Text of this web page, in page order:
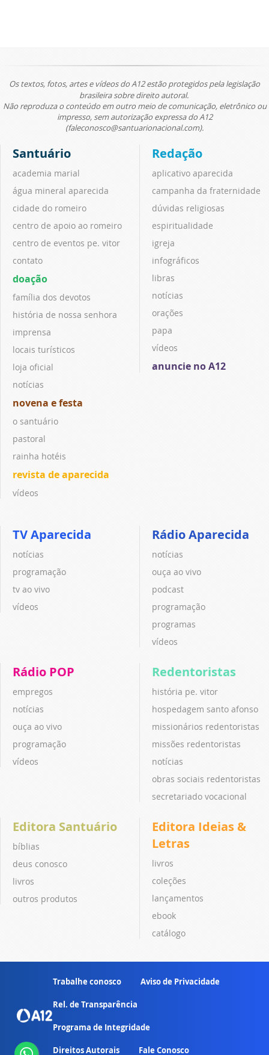
Os textos, fotos, artes e vídeos do A12 estão protegidos pela legislação
brasileira sobre direito autoral.
Não reproduza o conteúdo em outro meio de comunicação, eletrônico ou
impresso, sem autorização expressa do A12
(faleconosco@santuarionacional.com).
Santuário
academia marial
água mineral aparecida
cidade do romeiro
centro de apoio ao romeiro
centro de eventos pe. vitor
contato
doação
família dos devotos
história de nossa senhora
imprensa
locais turísticos
loja oficial
notícias
novena e festa
o santuário
pastoral
rainha hotéis
revista de aparecida
vídeos
Redação
aplicativo aparecida
campanha da fraternidade
dúvidas religiosas
espiritualidade
igreja
infográficos
libras
notícias
orações
papa
vídeos
anuncie no A12
TV Aparecida
notícias
programação
tv ao vivo
vídeos
Rádio Aparecida
notícias
ouça ao vivo
podcast
programação
programas
vídeos
Rádio POP
empregos
notícias
ouça ao vivo
programação
vídeos
Redentoristas
história pe. vitor
hospedagem santo afonso
missionários redentoristas
missões redentoristas
notícias
obras sociais redentoristas
secretariado vocacional
Editora Santuário
bíblias
deus conosco
livros
outros produtos
Editora Ideias &
Letras
livros
coleções
lançamentos
ebook
catálogo
Trabalhe conosco Aviso de Privacidade
Rel. de Transparência
Programa de Integridade
Direitos Autorais Fale Conosco